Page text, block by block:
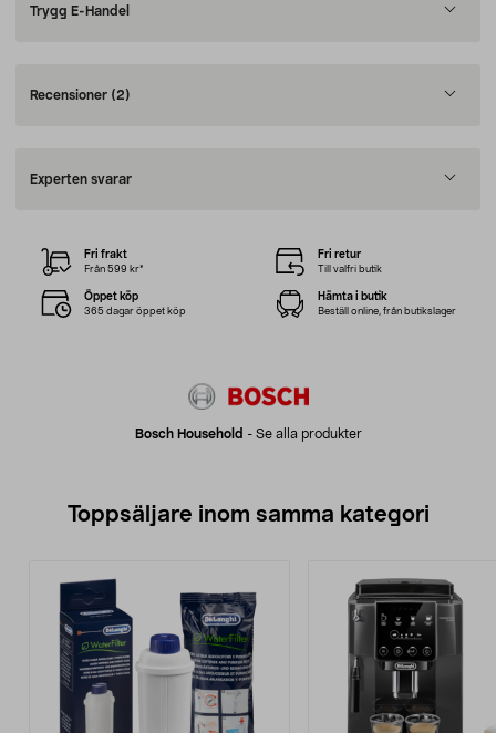
Trygg E-Handel
Recensioner (2)
Experten svarar
Bosch Household - Se alla produkter
Fri frakt
Från 599 kr*
Fri retur
Till valfri butik
Öppet köp
365 dagar öppet köp
Hämta i butik
Beställ online, från butikslager
Toppsäljare inom samma kategori